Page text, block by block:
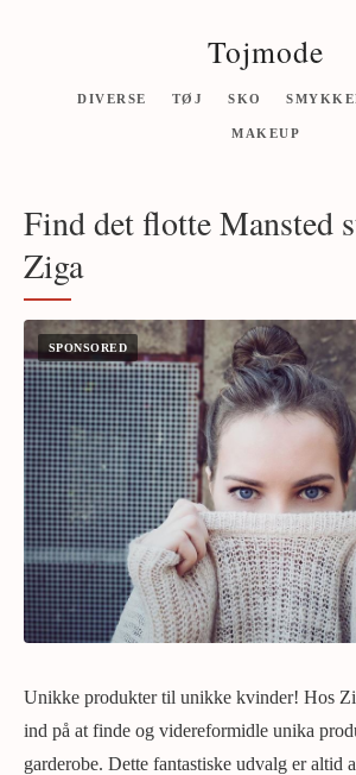
Tojmode
DIVERSE TØJ SKO
MAKEUP
Find det flotte Mansted
Ziga
Unikke produkter til unikke kvinder! Hos
ind på at finde og videreformidle unika
garderobe. Dette fantastiske udvalg er altid